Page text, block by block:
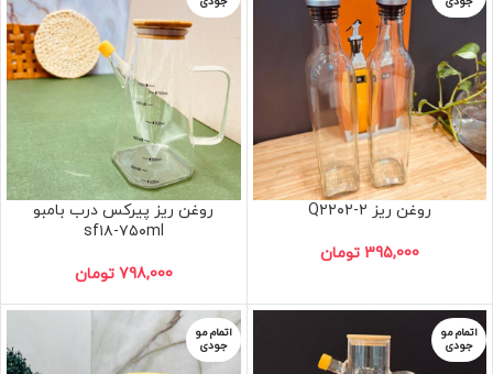
روغن ریز Q۲۲۰۲-۲
395,000 تومان
روغن ریز پیرکس درب بامبو
sf۱۸-۷۵۰ml
798,000 تومان
اتمام مو
جودی
اتمام مو
جودی